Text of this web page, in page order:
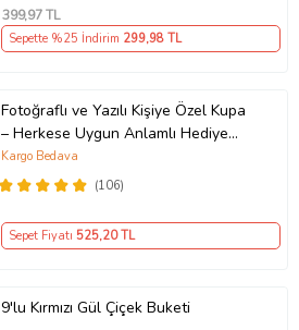
Arkadaşa Resimli Günü Yıl Dönümü
Hediyesi
399,97 TL
Sepette %25 İndirim 299,98 TL
Fotoğraflı ve Yazılı Kişiye Özel Kupa
– Herkese Uygun Anlamlı Hediye
Porselen Baskılı Kupa (Beyaz)
(106)
Kargo Bedava
Sepet Fiyatı 525,20 TL
9'lu Kırmızı Gül Çiçek Buketi